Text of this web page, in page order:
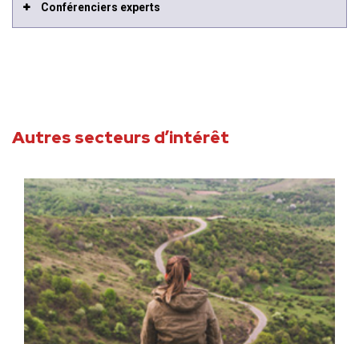
Conférenciers experts
Autres secteurs d’intérêt